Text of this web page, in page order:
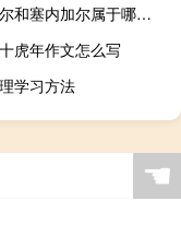
厄瓜多尔和塞内加尔属于哪里 厄瓜多尔是哪个洲的国家
虎年作文怎么写
学习方法
☚